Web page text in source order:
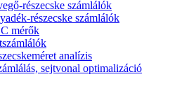
részecske számlálók
részecske számlálók
mérők
analízis
sejtvonal optimalizáció